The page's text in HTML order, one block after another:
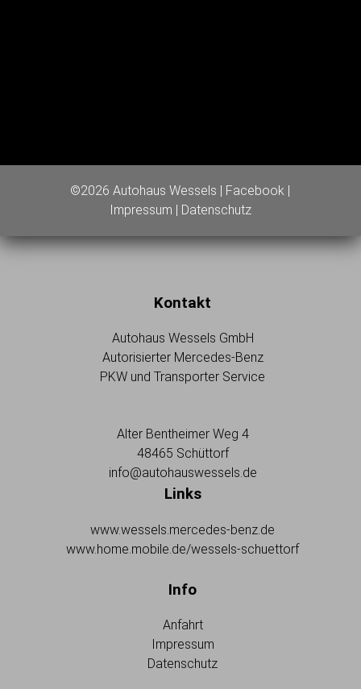
©2026 Autohaus Wessels | Facebook |
Impressum | Datenschutz
Kontakt
Autohaus Wessels GmbH
Autorisierter Mercedes-Benz
PKW und Transporter Service
Alter Bentheimer Weg 4
48465 Schüttorf
info@autohauswessels.de
Links
www.wessels.mercedes-benz.de
www.home.mobile.de/wessels-schuettorf
Info
Anfahrt
Impressum
Datenschutz